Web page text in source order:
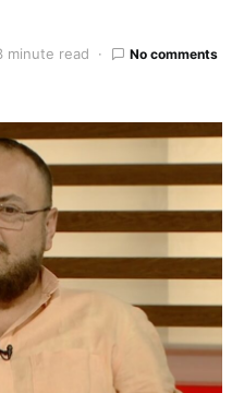
minute read No comments